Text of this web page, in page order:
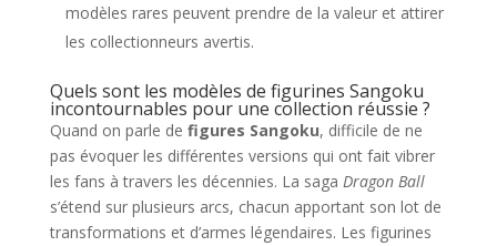
modèles rares peuvent prendre de la valeur et attirer
les collectionneurs avertis.
Quels sont les modèles de figurines Sangoku
incontournables pour une collection réussie ?
Quand on parle de figures Sangoku, difficile de ne
pas évoquer les différentes versions qui ont fait vibrer
les fans à travers les décennies. La saga Dragon Ball
s’étend sur plusieurs arcs, chacun apportant son lot de
transformations et d’armes légendaires. Les figurines